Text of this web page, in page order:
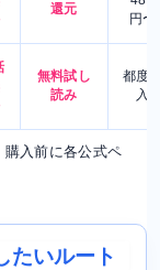
還元
円〜
無料試し
読み
都度
入
入前に各公式ペ
たいルート